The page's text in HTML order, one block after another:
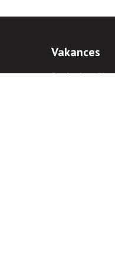
Vakances
Darba iespējas